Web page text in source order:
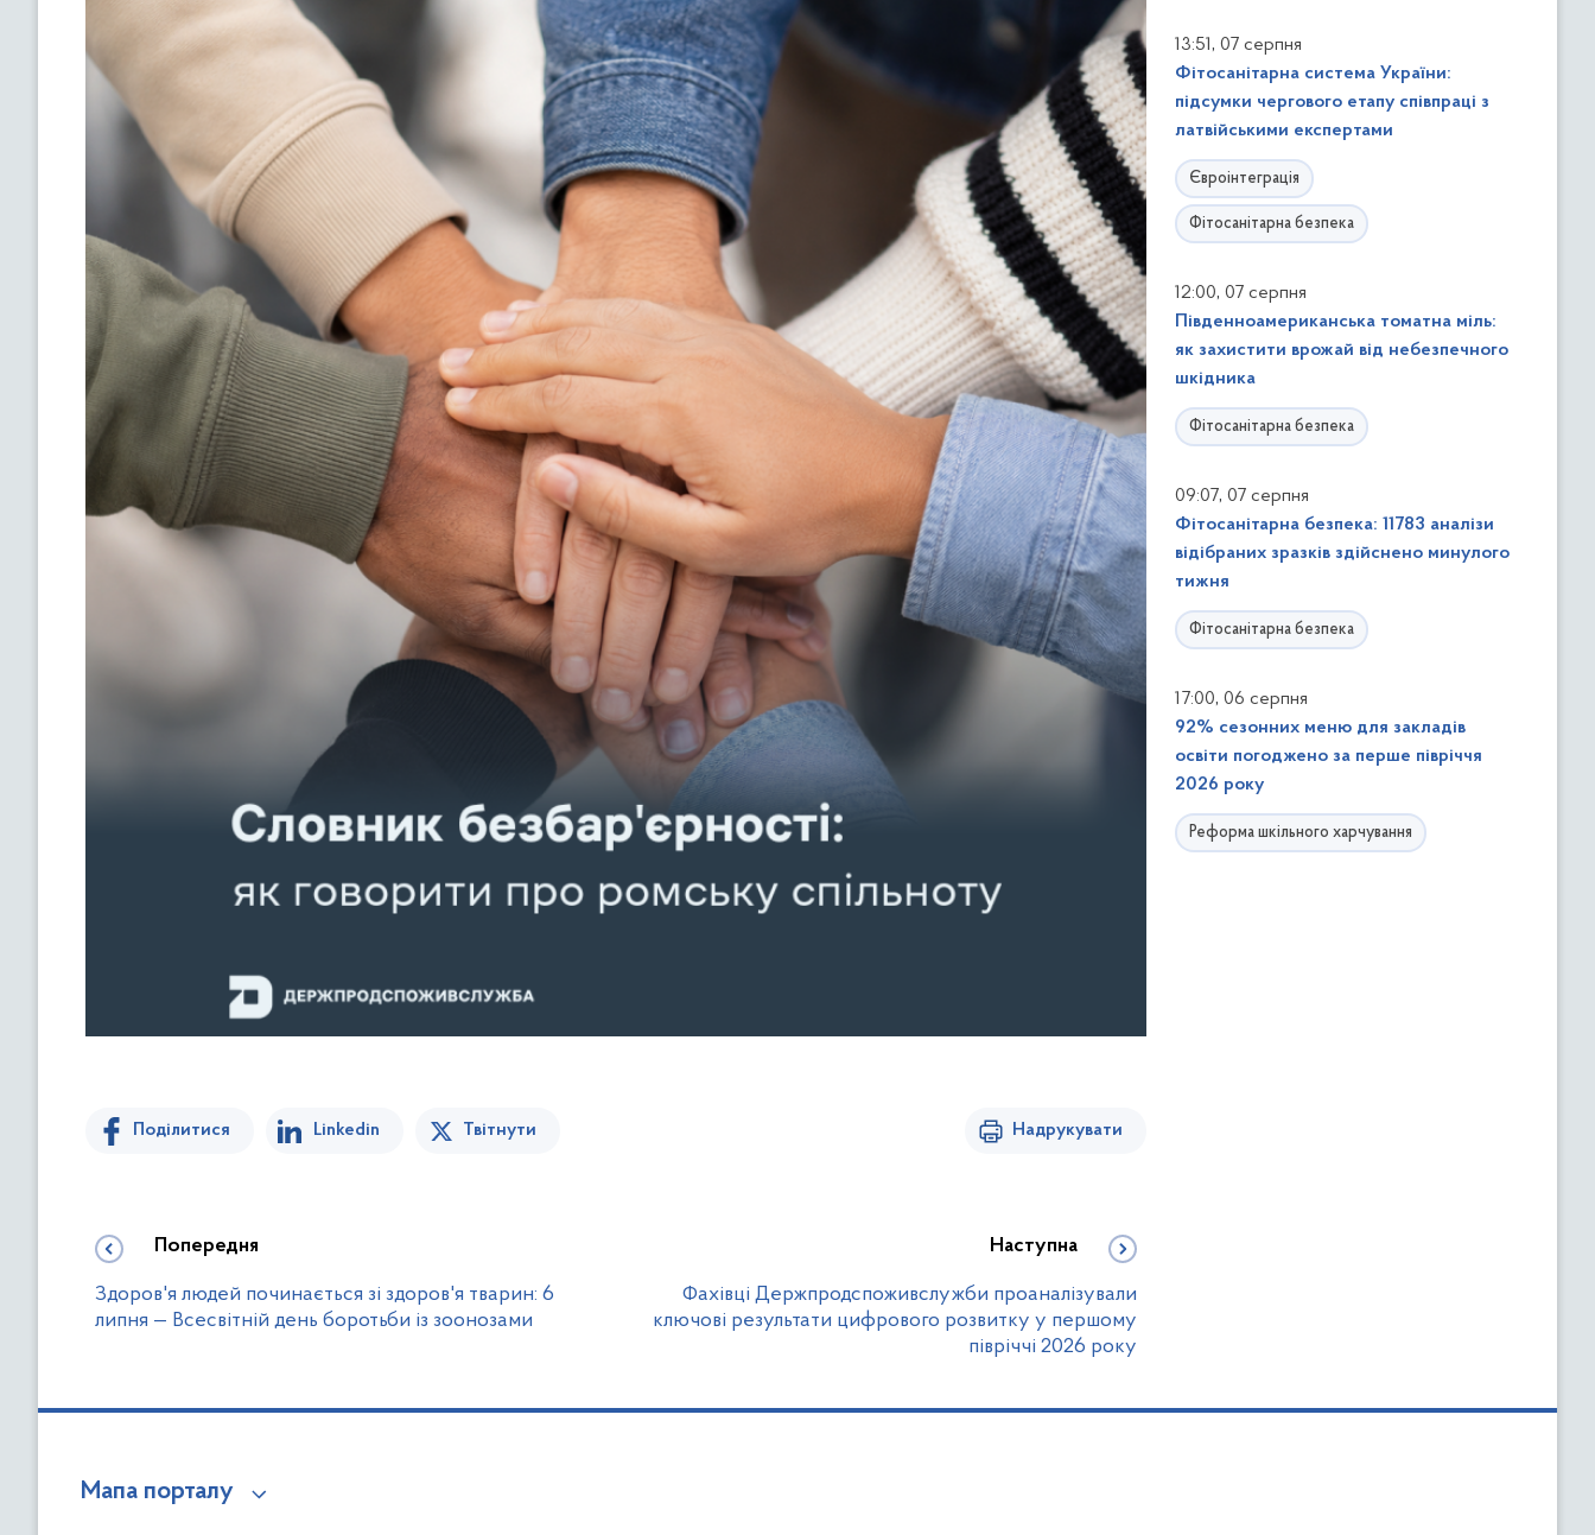
Поділитися Linkedin Твітнути Надрукувати
Попередня
Здоров'я людей починається зі здоров'я тварин: 6
липня — Всесвітній день боротьби із зоонозами
Наступна
Фахівці Держпродспоживслужби проаналізували
ключові результати цифрового розвитку у першому
півріччі 2026 року
13:51, 07 серпня
Фітосанітарна система України:
підсумки чергового етапу співпраці з
латвійськими експертами
Євроінтеграція
Фітосанітарна безпека
12:00, 07 серпня
Південноамериканська томатна міль:
як захистити врожай від небезпечного
шкідника
Фітосанітарна безпека
09:07, 07 серпня
Фітосанітарна безпека: 11783 аналізи
відібраних зразків здійснено минулого
тижня
Фітосанітарна безпека
17:00, 06 серпня
92% сезонних меню для закладів
освіти погоджено за перше півріччя
2026 року
Реформа шкільного харчування
Мапа порталу